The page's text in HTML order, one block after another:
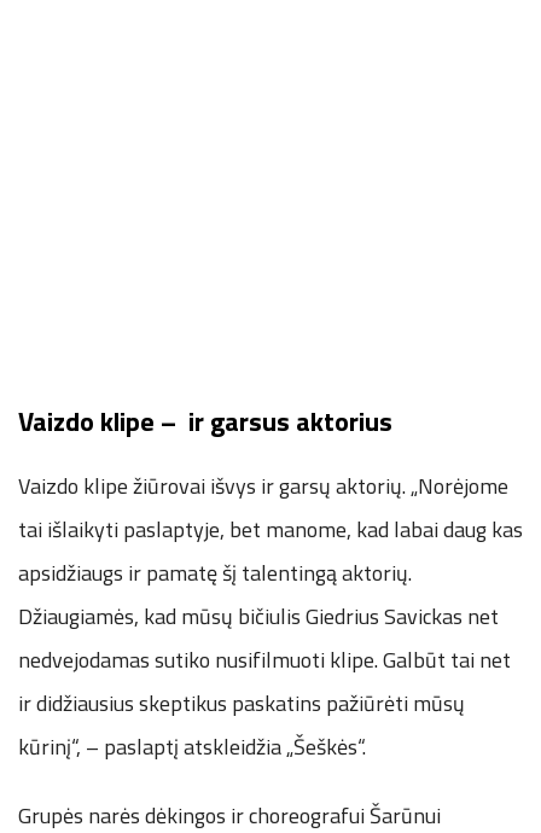
Vaizdo klipe – ir garsus aktorius
Vaizdo klipe žiūrovai išvys ir garsų aktorių. „Norėjome
tai išlaikyti paslaptyje, bet manome, kad labai daug kas
apsidžiaugs ir pamatę šį talentingą aktorių.
Džiaugiamės, kad mūsų bičiulis Giedrius Savickas net
nedvejodamas sutiko nusifilmuoti klipe. Galbūt tai net
ir didžiausius skeptikus paskatins pažiūrėti mūsų
kūrinį“, – paslaptį atskleidžia „Šeškės“.
Grupės narės dėkingos ir choreografui Šarūnui